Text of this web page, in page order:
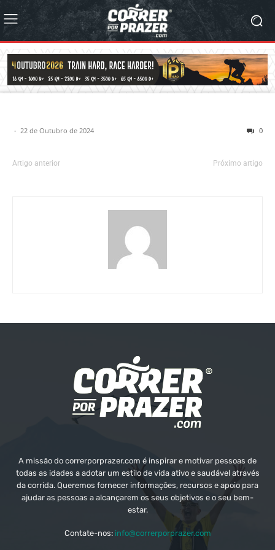
- 22 de Outubro de 2024 0
Artigo anterior Próximo artigo
A missão do correrporprazer.com é inspirar e motivar pessoas de
todas as idades a adotar um estilo de vida ativo e saudável através
da corrida. Queremos fornecer informações, recursos e apoio para
ajudar as pessoas a alcançarem os seus objetivos e o seu bem-
estar.
Contate-nos: info@correrporprazer.com